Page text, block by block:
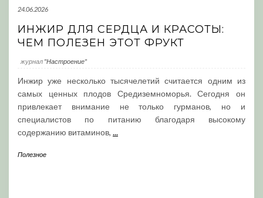
24.06.2026
ИНЖИР ДЛЯ СЕРДЦА И КРАСОТЫ:
ЧЕМ ПОЛЕЗЕН ЭТОТ ФРУКТ
журнал "Настроение"
Инжир уже несколько тысячелетий считается одним из
самых ценных плодов Средиземноморья. Сегодня он
привлекает внимание не только гурманов, но и
специалистов по питанию благодаря высокому
содержанию витаминов, ...
Полезное